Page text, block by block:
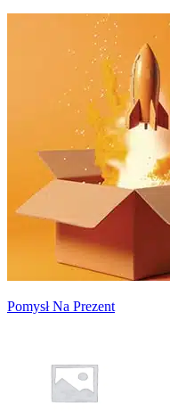
Pomysł Na Prezent